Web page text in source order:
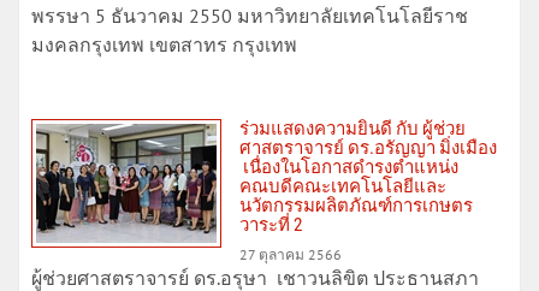
พรรษา 5 ธันวาคม 2550 มหาวิทยาลัยเทคโนโลยีราช
มงคลกรุงเทพ เขตสาทร กรุงเทพ
ร่วมแสดงความยินดี กับ ผู้ช่วย
ศาสตราจารย์ ดร.อรัญญา มิ่งเมือง
เนื่องในโอกาสดำรงตำแหน่ง
คณบดีคณะเทคโนโลยีและ
นวัตกรรมผลิตภัณฑ์การเกษตร
วาระที่ 2
27 ตุลาคม 2566
ผู้ช่วยศาสตราจารย์ ดร.อรุษา เชาวนลิขิต ประธานสภา